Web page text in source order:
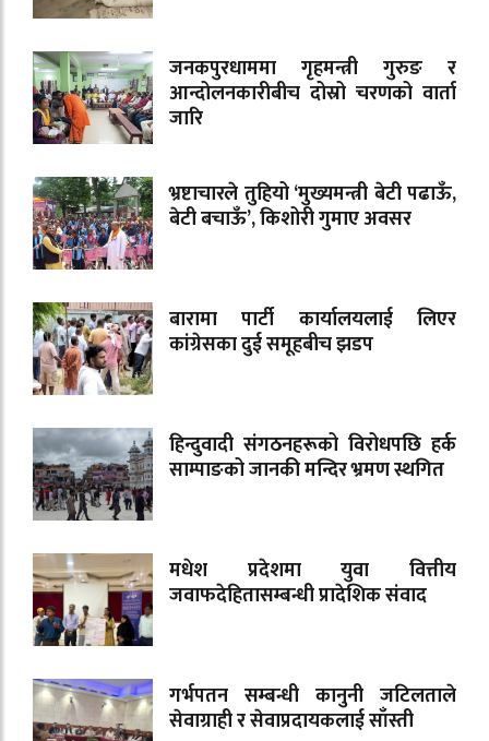
जनकपुरधाममा गृहमन्त्री गुरुङ र
आन्दोलनकारीबीच दोस्रो चरणको वार्ता
जारि
भ्रष्टाचारले तुहियो ‘मुख्यमन्त्री बेटी पढाऊँ,
बेटी बचाऊँ’, किशोरी गुमाए अवसर
बारामा पार्टी कार्यालयलाई लिएर
कांग्रेसका दुई समूहबीच झडप
हिन्दुवादी संगठनहरूको विरोधपछि हर्क
साम्पाङको जानकी मन्दिर भ्रमण स्थगित
मधेश प्रदेशमा युवा वित्तीय
जवाफदेहितासम्बन्धी प्रादेशिक संवाद
गर्भपतन सम्बन्धी कानुनी जटिलताले
सेवाग्राही र सेवाप्रदायकलाई साँस्ती